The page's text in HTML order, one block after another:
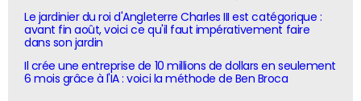
Le jardinier du roi d'Angleterre Charles III est catégorique :
avant fin août, voici ce qu'il faut impérativement faire
dans son jardin
Il crée une entreprise de 10 millions de dollars en seulement
6 mois grâce à l'IA : voici la méthode de Ben Broca